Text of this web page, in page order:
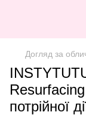
Догляд за
потрійної